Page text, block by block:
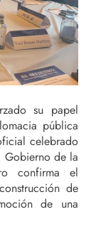
su papel
pública
celebrado
Gobierno de la
confirma el
de
de una